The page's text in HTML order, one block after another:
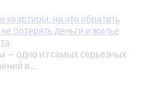
квартиры: на что обратить
потерять деньги и жилье
— одно из самых серьезных
в…